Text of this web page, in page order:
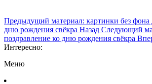
Предыдущий материал: картинки без фона
дню рождения свёкра Назад Следующий
поздравление ко дню рождения свёкра
Интересно:
Меню